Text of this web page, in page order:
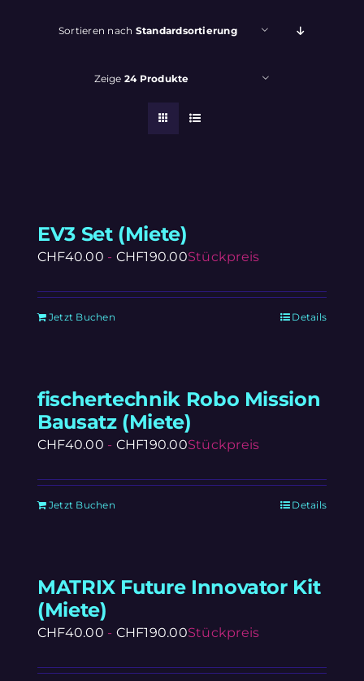
Sortieren nach Standardsortierung
Zeige 24 Produkte
EV3 Set (Miete)
CHF40.00 - CHF190.00Stückpreis
Jetzt Buchen Details
fischertechnik Robo Mission
Bausatz (Miete)
CHF40.00 - CHF190.00Stückpreis
Jetzt Buchen Details
MATRIX Future Innovator Kit
(Miete)
CHF40.00 - CHF190.00Stückpreis